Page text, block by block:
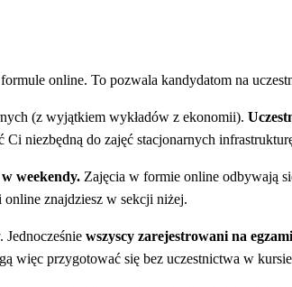
online. To pozwala kandydatom na
(z wyjątkiem wykładów z ekonomii).
niezbędną do zajęć stacjonarnych
weekendy. Zajęcia w formie online odbywają
znajdziesz w sekcji niżej.
wszyscy zarejestrowani na
więc przygotować się bez uczestnictwa w